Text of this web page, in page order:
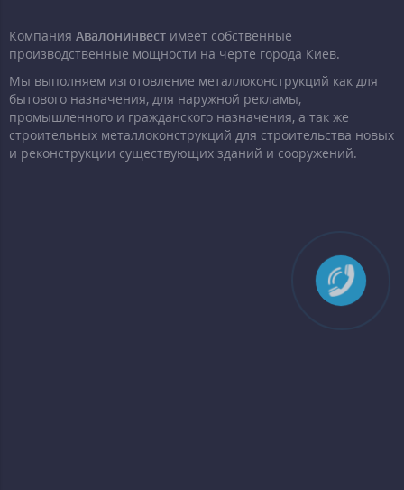
Компания Авалонинвест имеет собственные
производственные мощности на черте города Киев.
Мы выполняем изготовление металлоконструкций как для
бытового назначения, для наружной рекламы,
промышленного и гражданского назначения, а так же
строительных металлоконструкций для строительства новых
и реконструкции существующих зданий и сооружений.